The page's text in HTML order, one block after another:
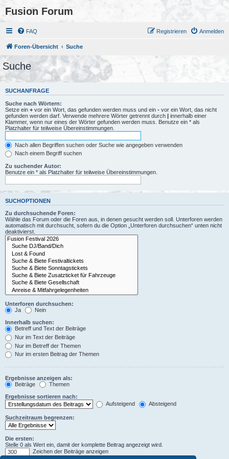
Fusion Forum
FAQ Anmelden
Registrieren
Foren-Übersicht Suche
Suche
SUCHANFRAGE
Suche nach Wörtern:
Setze ein + vor ein Wort, das gefunden werden muss und ein - vor ein Wort, das nicht
gefunden werden darf. Verwende mehrere Wörter getrennt durch | innerhalb einer
Klammer, wenn nur eines der Wörter gefunden werden muss. Benutze ein * als
Platzhalter für teilweise Übereinstimmungen.
Nach allen Begriffen suchen oder Suche wie angegeben verwenden
Nach einem Begriff suchen
Zu suchender Autor:
Benutze ein * als Platzhalter für teilweise Übereinstimmungen.
SUCHOPTIONEN
Zu durchsuchende Foren:
Wähle das Forum oder die Foren aus, in denen gesucht werden soll. Unterforen werden
automatisch mit durchsucht, sofern du die Option „Unterforen durchsuchen“ unten nicht
deaktivierst.
Unterforen durchsuchen:
Ja
Nein
Innerhalb suchen:
Betreff und Text der Beiträge
Nur im Text der Beiträge
Nur im Betreff der Themen
Nur im ersten Beitrag der Themen
Ergebnisse anzeigen als:
Beiträge
Themen
Ergebnisse sortieren nach:
Aufsteigend
Absteigend
Suchzeitraum begrenzen:
Die ersten:
Stelle 0 als Wert ein, damit der komplette Beitrag angezeigt wird.
Zeichen der Beiträge anzeigen